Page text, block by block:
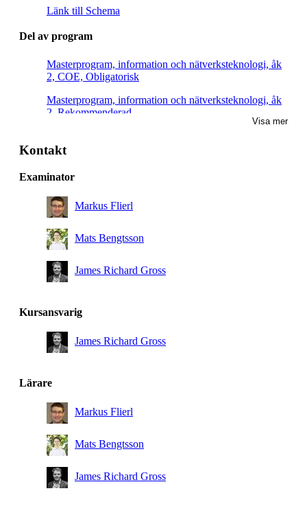
Länk till Schema
Del av program
Masterprogram, information och nätverksteknologi, åk
2, COE, Obligatorisk
Masterprogram, information och nätverksteknologi, åk
2, Rekommenderad
Visa mer
Kontakt
Examinator
Markus Flierl
Mats Bengtsson
James Richard Gross
Kursansvarig
James Richard Gross
Lärare
Markus Flierl
Mats Bengtsson
James Richard Gross